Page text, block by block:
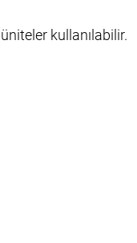
kullanılabilir.